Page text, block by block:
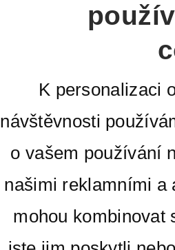
K personalizaci
návštěvnosti
o vašem používání
našimi reklamními a
mohou kombinovat